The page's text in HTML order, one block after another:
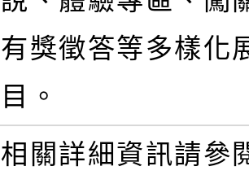
有獎徵答等多樣化
目。
相關詳細資訊請參